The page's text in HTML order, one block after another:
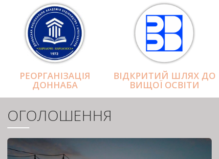
РЕОРГАНІЗАЦІЯ
ДОННАБА
ВІДКРИТИЙ ШЛЯХ ДО
ВИЩОЇ ОСВІТИ
ОГОЛОШЕННЯ